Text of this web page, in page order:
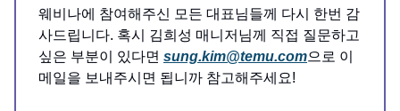
웨비나에 참여해주신 모든 대표님들께 다시 한번 감
사드립니다. 혹시 김희성 매니저님께 직접 질문하고
싶은 부분이 있다면 sung.kim@temu.com으로 이
메일을 보내주시면 됩니까 참고해주세요!